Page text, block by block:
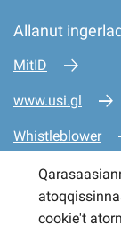
Allanut
MitID
www.usi.gl
Whistleblower
www.mio.gl
cookie't